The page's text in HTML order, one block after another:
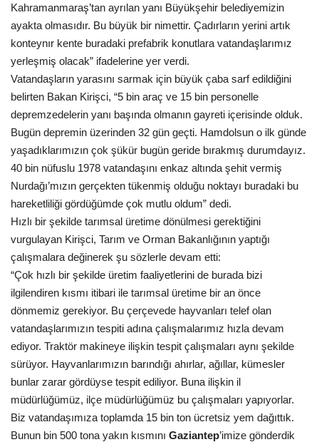
Kahramanmaraş’tan ayrılan yanı Büyükşehir belediyemizin
ayakta olmasıdır. Bu büyük bir nimettir. Çadırların yerini artık
konteynır kente buradaki prefabrik konutlara vatandaşlarımız
yerleşmiş olacak” ifadelerine yer verdi.
Vatandaşların yarasını sarmak için büyük çaba sarf edildiğini
belirten Bakan Kirişci, “5 bin araç ve 15 bin personelle
depremzedelerin yanı başında olmanın gayreti içerisinde olduk.
Bugün depremin üzerinden 32 gün geçti. Hamdolsun o ilk günde
yaşadıklarımızın çok şükür bugün geride bırakmış durumdayız.
40 bin nüfuslu 1978 vatandaşını enkaz altında şehit vermiş
Nurdağı’mızın gerçekten tükenmiş olduğu noktayı buradaki bu
hareketliliği gördüğümde çok mutlu oldum” dedi.
Hızlı bir şekilde tarımsal üretime dönülmesi gerektiğini
vurgulayan Kirişci, Tarım ve Orman Bakanlığının yaptığı
çalışmalara değinerek şu sözlerle devam etti:
“Çok hızlı bir şekilde üretim faaliyetlerini de burada bizi
ilgilendiren kısmı itibari ile tarımsal üretime bir an önce
dönmemiz gerekiyor. Bu çerçevede hayvanları telef olan
vatandaşlarımızın tespiti adına çalışmalarımız hızla devam
ediyor. Traktör makineye ilişkin tespit çalışmaları aynı şekilde
sürüyor. Hayvanlarımızın barındığı ahırlar, ağıllar, kümesler
bunlar zarar gördüyse tespit ediliyor. Buna ilişkin il
müdürlüğümüz, ilçe müdürlüğümüz bu çalışmaları yapıyorlar.
Biz vatandaşımıza toplamda 15 bin ton ücretsiz yem dağıttık.
Bunun bin 500 tona yakın kısmını Gaziantep’imize gönderdik